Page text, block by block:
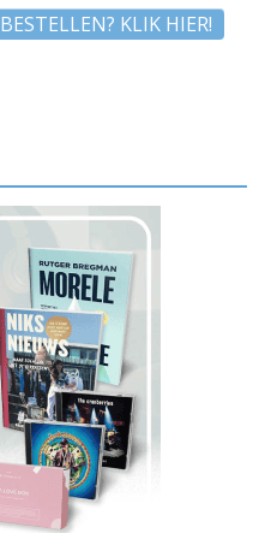
BESTELLEN? KLIK HIER!